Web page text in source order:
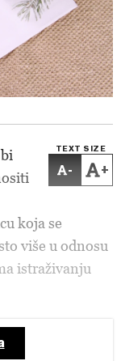
TEXT SIZE
- +
koja se
više u odnosu
istraživanju